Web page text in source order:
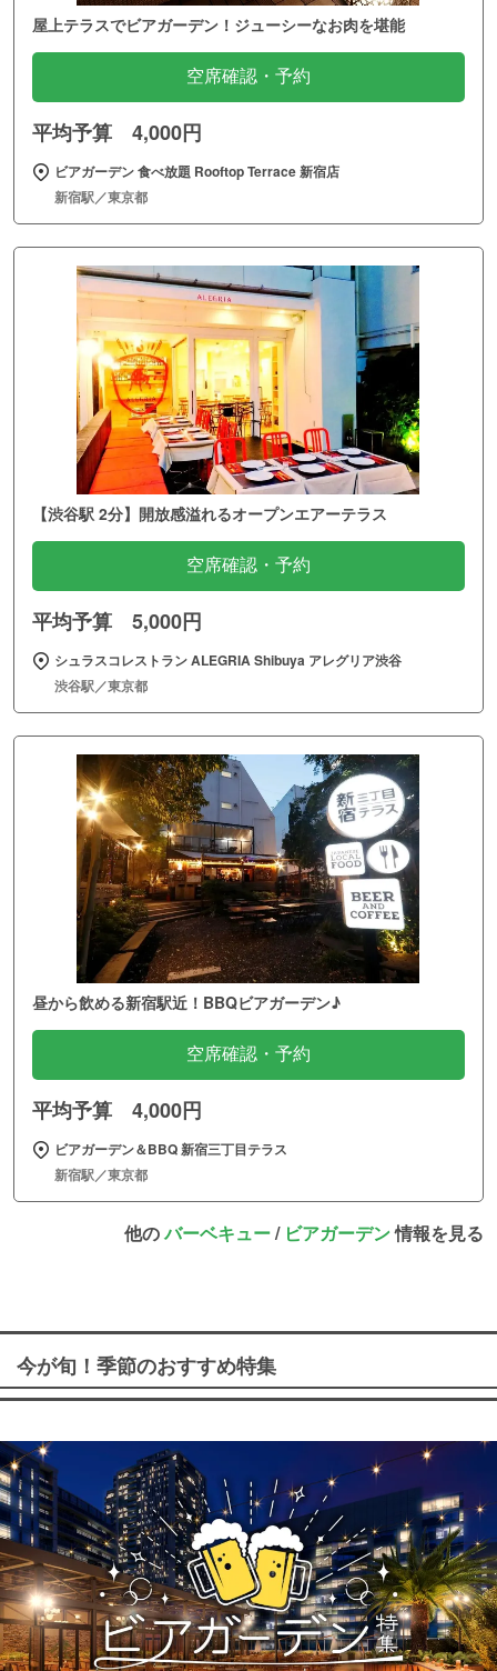
屋上テラスでビアガーデン！ジューシーなお肉を堪能
空席確認・予約
平均予算 4,000円
ビアガーデン 食べ放題 Rooftop Terrace 新宿店
新宿駅／東京都
【渋谷駅 2分】開放感溢れるオープンエアーテラス
空席確認・予約
平均予算 5,000円
シュラスコレストラン ALEGRIA Shibuya アレグリア渋谷
渋谷駅／東京都
昼から飲める新宿駅近！BBQビアガーデン♪
空席確認・予約
平均予算 4,000円
ビアガーデン＆BBQ 新宿三丁目テラス
新宿駅／東京都
他のバーベキュー/ ビアガーデン情報を見る
今が旬！季節のおすすめ特集